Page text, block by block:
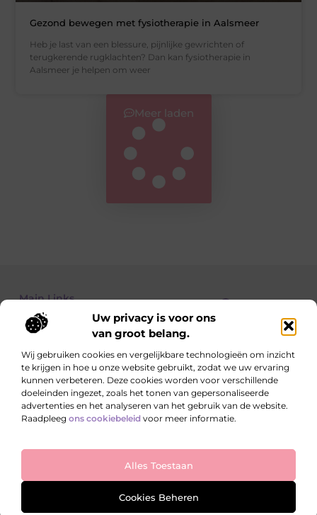
Uw privacy is voor ons
van groot belang.
Wij gebruiken cookies en vergelijkbare technologieën om inzicht
te krijgen in hoe u onze website gebruikt, zodat we uw ervaring
kunnen verbeteren. Deze cookies worden voor verschillende
doeleinden ingezet, zoals het tonen van gepersonaliseerde
advertenties en het analyseren van het gebruik van de website.
Raadpleeg ons cookiebeleid voor meer informatie.
Alles Toestaan
Cookies Beheren
Gezond bewegen met fysiotherapie in Aalsmeer
Heb je last van een blessure, pijnlijke gewrichten of
terugkerende rugklachten? Dan kan fysiotherapie in
Aalsmeer je helpen om weer
Meer laden
Main Links
Dagelijks nieuwe verhalen op teamkebuzelhem.nl
Inspirerende blogs, verrassende inzichten en handige
tips die jouw dag nét dat beetje leuker maken.
www.teamkebuzelhem.nl